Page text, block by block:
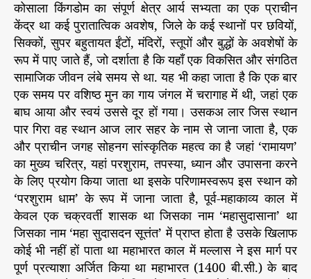
कोसाला किंगडोम का संपूर्ण क्षेत्र आर्य सभ्यता का एक प्राचीन
केंद्र था कई पुरातात्विक अवशेष, जिले के कई स्थानों पर छवियों,
सिक्कों, सुपर बहुतायत ईंटों, मंदिरों, स्तूपों और बुद्धों के अवशेषों के
रूप में पाए जाते हैं, जो दर्शाता है कि यहाँ एक विकसित और संगठित
सामाजिक जीवन लंबे समय से था. यह भी कहा जाता है कि एक बार
एक समय पर वशिष्ठ मुन का गाय जंगल में चरागाह में थी, जहां एक
बाघ आया और स्वयं उससे दूर हों गया। उसकअ लार जिस स्थान
पार गिरा वह स्थान आज लार सहर के नाम से जाना जाता है, एक
और प्राचीन जगह सोहनग सांस्कृतिक महत्व का है जहां ‘रामायण’
का मुख्य चरित्र, यहां परशुराम, तपस्या, ध्यान और उपासना करने
के लिए प्रयोग किया जाता था इसके परिणामस्वरूप इस स्थान को
‘परशुराम धाम’ के रूप में जाना जाता है, पूर्व-महाकाव्य काल में
केवल एक चक्रवर्ती शासक था जिसका नाम ‘महासुदासाना’ था
जिसका नाम ‘महा सुदासदन सूत्तंत’ में प्राप्त होता है उसके खिलाफ
कोई भी नहीं हों पाता था महाभारत काल में मल्लास ने इस मार्ग पर
पूर्ण प्रत्याशा अर्जित किया था महाभारत (1400 बी.सी.) के बाद